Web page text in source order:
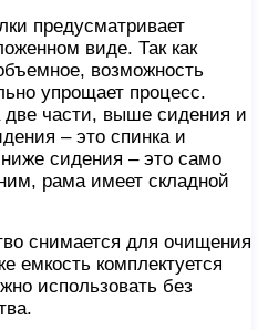
предусматривает
виде. Так как
возможность
упрощает процесс.
две части, выше сидения и
– это спинка и
сидения – это само
рама имеет складной
снимается для очищения
емкость комплектуется
использовать без